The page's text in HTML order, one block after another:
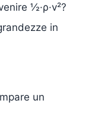
½·ρ·v²?
in
un